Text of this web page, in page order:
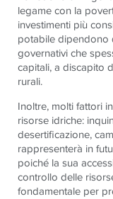
legame con la
investimenti più
potabile dipendono
governativi che
capitali, a discapito
rurali.
Inoltre, molti fattori
risorse idriche:
desertificazione,
rappresenterà in
poiché la sua
controllo delle
fondamentale per